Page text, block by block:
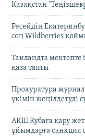
Қазақстан
Ресейдің
соң Wildberries
Таиландта мектепте
қаза тапты
Прокуратура
үкімін жеңілдетуді
АҚШ Кубаға қару
ұйымдарға санкция